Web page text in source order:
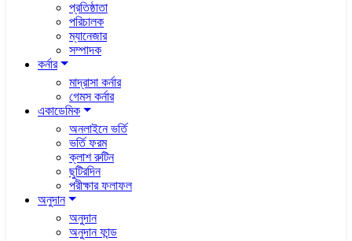
প্রতিষ্ঠাতা
পরিচালক
ম্যানেজার
সম্পাদক
কর্নার
মাদ্রাসা কর্নার
গেমস কর্নার
একাডেমিক
অনলাইনে ভর্তি
ভর্তি ফরম
ক্লাশ রুটিন
ছুটিরদিন
পরীক্ষার ফলাফল
অনুদান
অনুদান
অনুদান ফান্ড